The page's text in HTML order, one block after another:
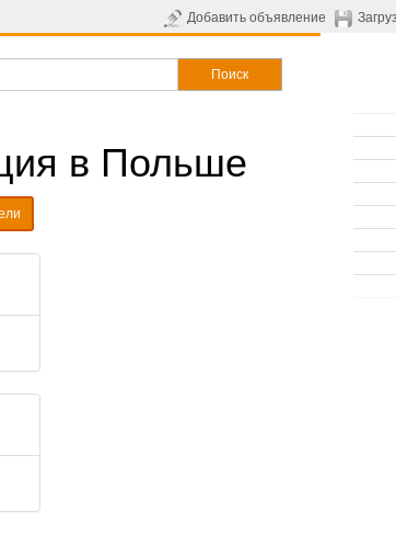
Добавить объявление
Поиск
в Польше